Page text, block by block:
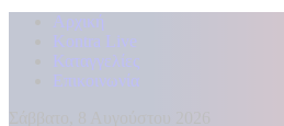
Αρχική
Kontra Live
Καταγγελίες
Επικοινωνία